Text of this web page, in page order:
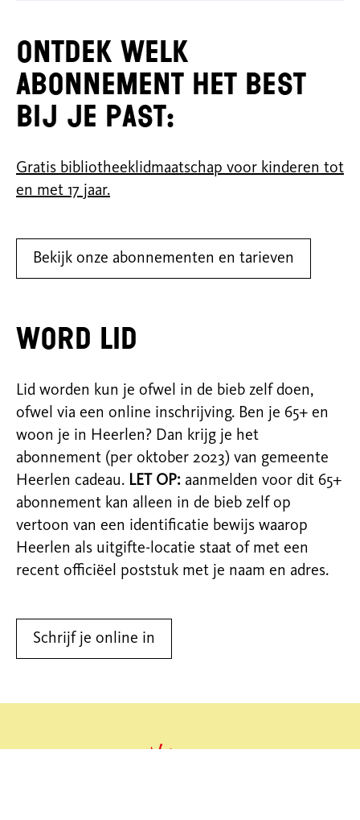
Ontdek welk
abonnement het best
bij je past:
Gratis bibliotheeklidmaatschap voor kinderen tot
en met 17 jaar.
Bekijk onze abonnementen en tarieven
Word lid
Lid worden kun je ofwel in de bieb zelf doen,
ofwel via een online inschrijving. Ben je 65+ en
woon je in Heerlen? Dan krijg je het
abonnement (per oktober 2023) van gemeente
Heerlen cadeau. LET OP: aanmelden voor dit 65+
abonnement kan alleen in de bieb zelf op
vertoon van een identificatie bewijs waarop
Heerlen als uitgifte-locatie staat of met een
recent officiëel poststuk met je naam en adres.
Schrijf je online in